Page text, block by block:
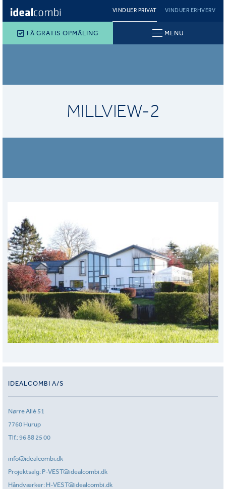
VINDUER PRIVAT VINDUER ERHVERV
FÅ GRATIS OPMÅLING MENU
MILLVIEW-2
IDEALCOMBI A/S
Nørre Allé 51
7760 Hurup
Tlf.:96 88 25 00
info@idealcombi.dk
Projektsalg: P-VEST@idealcombi.dk
Håndværker: H-VEST@idealcombi.dk